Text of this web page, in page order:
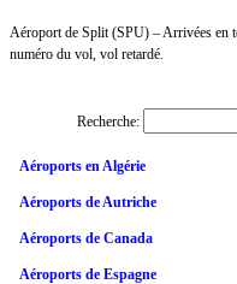
Aéroport de Split (SPU) – Arrivées en
numéro du vol, vol retardé.
Recherche:
Aéroports en Algérie
Aéroports de Autriche
Aéroports de Canada
Aéroports de Espagne